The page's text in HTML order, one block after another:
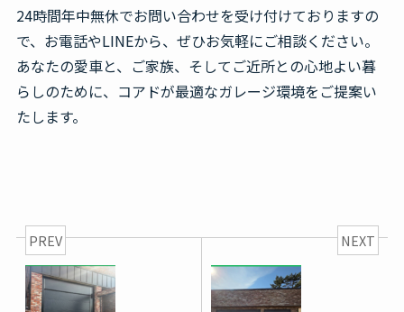
24時間年中無休でお問い合わせを受け付けておりますの
で、お電話やLINEから、ぜひお気軽にご相談ください。
あなたの愛車と、ご家族、そしてご近所との心地よい暮
らしのために、コアドが最適なガレージ環境をご提案い
たします。
PREV NEXT